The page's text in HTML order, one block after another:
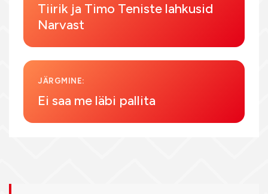
Tiirik ja Timo Teniste lahkusid
Narvast
JÄRGMINE:
Ei saa me läbi pallita